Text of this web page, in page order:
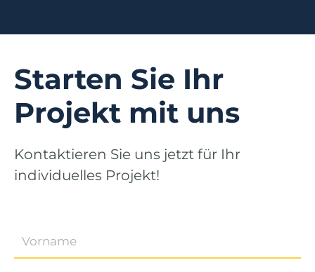
Starten Sie Ihr
Projekt mit uns
Kontaktieren Sie uns jetzt für Ihr
individuelles Projekt!
Vorname